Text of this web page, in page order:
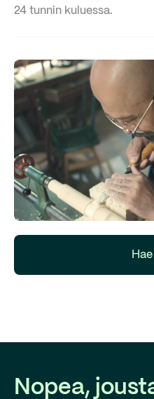
24 tunnin kuluessa.
Nopea,